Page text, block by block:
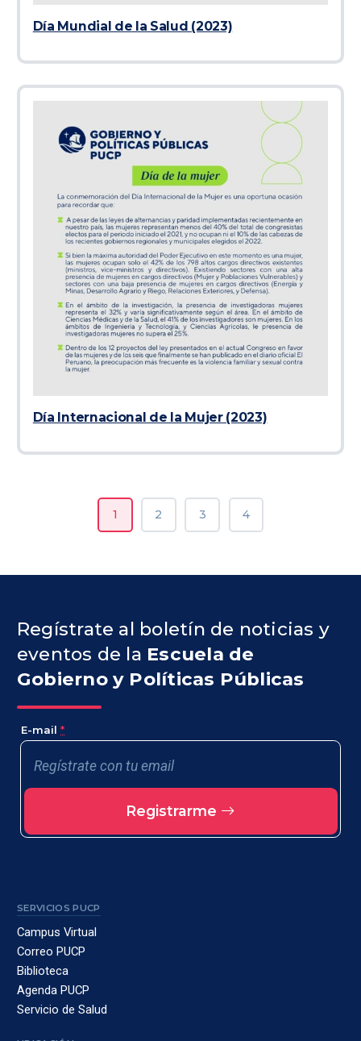
Día Mundial de la Salud (2023)
Día Internacional de la Mujer (2023)
1 2 3 4
Regístrate al boletín de noticias y
eventos de la Escuela de
Gobierno y Políticas Públicas
E-mail *
Registrarme
SERVICIOS PUCP
Campus Virtual
Correo PUCP
Biblioteca
Agenda PUCP
Servicio de Salud